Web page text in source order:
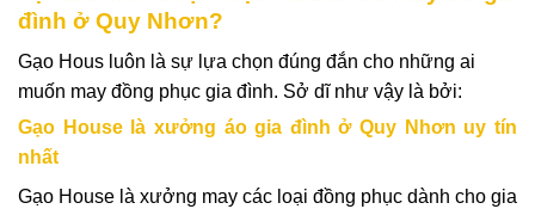
đình ở Quy Nhơn?
Gạo Hous luôn là sự lựa chọn đúng đắn cho những ai
muốn may đồng phục gia đình. Sở dĩ như vậy là bởi:
Gạo House là xưởng áo gia đình ở Quy Nhơn uy tín
nhất
Gạo House là xưởng may các loại đồng phục dành cho gia